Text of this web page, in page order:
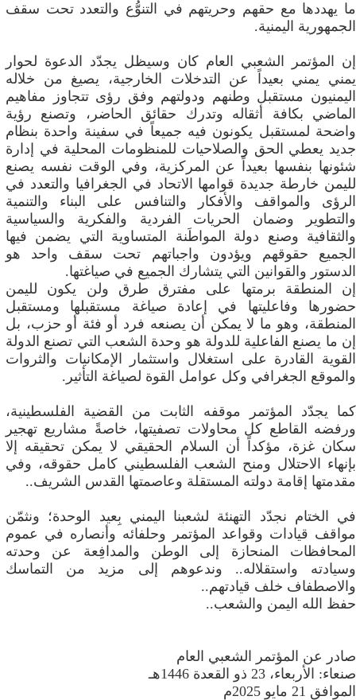
ما يهددها مع حقهم وحريتهم في التنوُّع والتعدد تحت سقف
الجمهورية اليمنية.
إن المؤتمر الشعبي العام كان وسيظل يجدّد الدعوة لحوار
يمني يمني بعيداً عن التدخلات الخارجية، يصيغ من خلاله
اليمنيون مستقبل وطنهم ودولتهم وفق رؤى تتجاوز مفاهيم
الماضي بكافة أثقاله وتدرك حقائق الحاضر، وتصنع رؤية
واضحة لمستقبل يكونون فيه جميعاً في سفينة واحدة بنظام
جديد يعطي الحق والصلاحيات للمنظومات المحلية في إدارة
شئونها بنفسها بعيداً عن المركزية، وفي الوقت نفسه يصنع
لليمن خارطة جديدة قوامها الاتحاد في الجغرافيا والتعدد في
الرؤى والمواقف والأفكار والتنافس على البناء والتنمية
والتطوير وضمان الحريات الفردية والفكرية والسياسية
والثقافية وصنع دولة المواطَنة المتساوية التي يضمن فيها
الجميع حقوقهم ويؤدون واجباتهم تحت سقف واحد هو
الدستور والقوانين التي يتشارك الجميع في صياغتها.
إن المنطقة برمتها على مفترق طرق ولن يكون لليمن
حضورها وفاعليتها في إعادة صياغة مستقبلها ومستقبل
المنطقة، وهو ما لا يمكن أن يصنعه فرد أو فئة أو حزب، بل
إن ما يصنع الفاعلية للدولة هو وحدة الشعب التي تصنع الدولة
القوية القادرة على استغلال واستثمار الإمكانيات والثروات
والموقع الجغرافي وكل عوامل القوة لصياغة التأثير.
كما يجدّد المؤتمر موقفه الثابت من القضية الفلسطينية،
ورفضه القاطع كل محاولات تصفيتها، خاصةً مشاريع تهجير
سكان غزة، مؤكداً أن السلام الحقيقي لا يمكن تحقيقه إلا
بإنهاء الاحتلال ومنح الشعب الفلسطيني كامل حقوقه، وفي
مقدمتها إقامة دولته المستقلة وعاصمتها القدس الشريف..
في الختام نجدّد التهنئة لشعبنا اليمني بِعيد الوحدة؛ ونثمّن
مواقف قيادات وقواعد المؤتمر وحلفائه وأنصاره في عموم
المحافظات المنحازة إلى الوطن والمدافِعة عن وحدته
وسيادته واستقلاله.. وندعوهم إلى مزيد من التماسك
والاصطفاف خلف قيادتهم..
حفظ الله اليمن والشعب..
صادر عن المؤتمر الشعبي العام
صنعاء: الأربعاء، 23 ذو القعدة 1446هـ
الموافق 21 مايو 2025م